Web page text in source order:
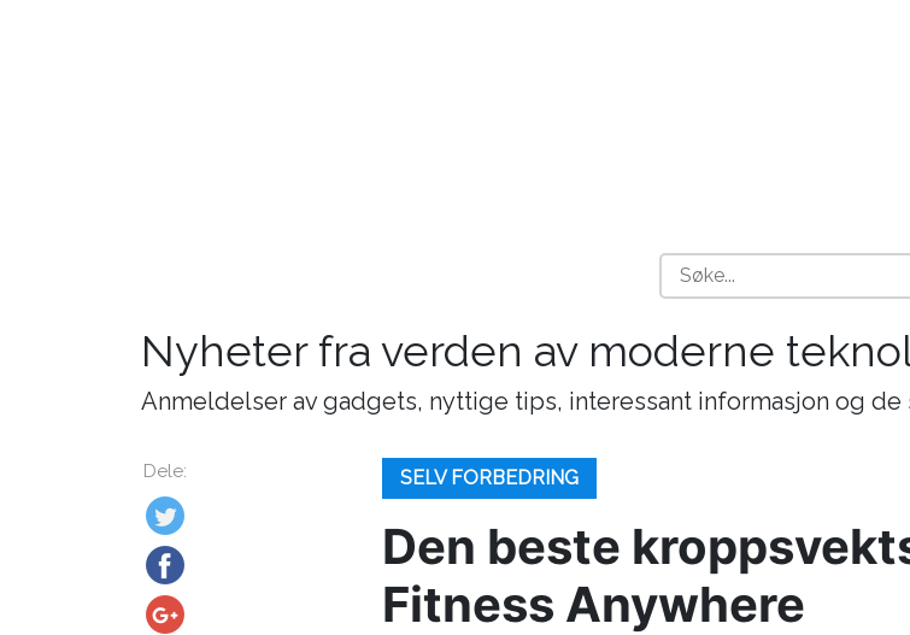
Nyheter fra verden av moderne
Anmeldelser av gadgets, nyttige tips, interessant informasjon og de
Dele: SELV FORBEDRING
Den beste
Fitness Anywhere